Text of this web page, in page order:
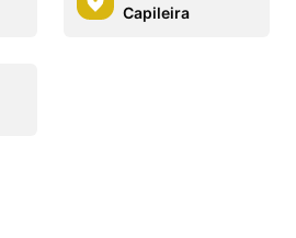
Capileira